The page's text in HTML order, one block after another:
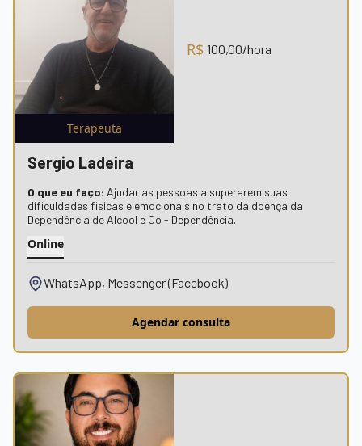
Terapeuta
R$ 100,00/hora
Sergio Ladeira
O que eu faço: Ajudar as pessoas a superarem suas
dificuldades fisicas e emocionais no trato da doença da
Dependência de Alcool e Co - Dependência.
Online
WhatsApp, Messenger (Facebook)
Agendar consulta